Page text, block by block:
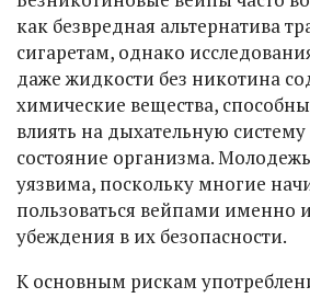
как безвредная альтернатива
сигаретам, однако
даже жидкости без никотина
химические вещества,
влиять на дыхательную
состояние организма.
уязвима, поскольку многие
пользоваться вейпами именно
убеждения в их безопасности.
К основным рискам